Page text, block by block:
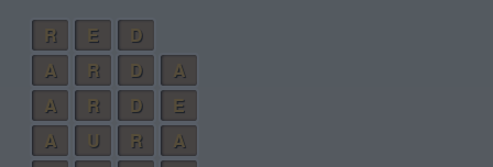
R
E
D
A
R D
A
A
R D
E
A
U R
A